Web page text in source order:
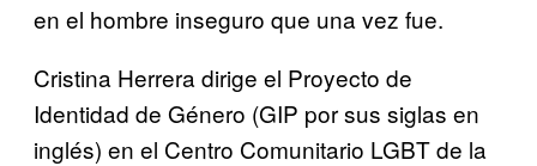
en el hombre inseguro que una vez fue.
Cristina Herrera dirige el Proyecto de
Identidad de Género (GIP por sus siglas en
inglés) en el Centro Comunitario LGBT de la